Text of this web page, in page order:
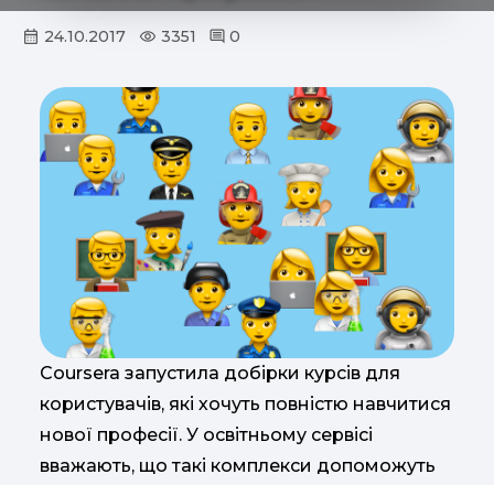
24.10.2017 3351 0
Coursera запустила добірки курсів для
користувачів, які хочуть повністю навчитися
нової професії. У освітньому сервісі
вважають, що такі комплекси допоможуть